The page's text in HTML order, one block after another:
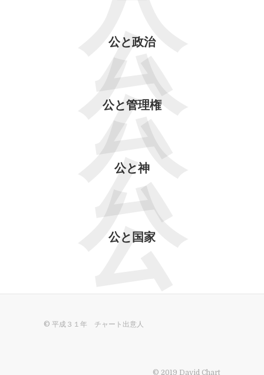
公と政治
公
公と管理権
公
公と神
公
公と国家
公
© 平成３１年 チャート出意人
© 2019 David Chart